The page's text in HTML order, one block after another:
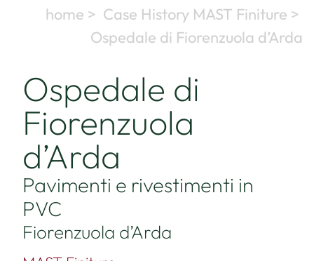
home > Case History MAST Finiture >
Ospedale di Fiorenzuola d’Arda
Ospedale di
Fiorenzuola
d’Arda
Pavimenti e rivestimenti in
PVC
Fiorenzuola d’Arda